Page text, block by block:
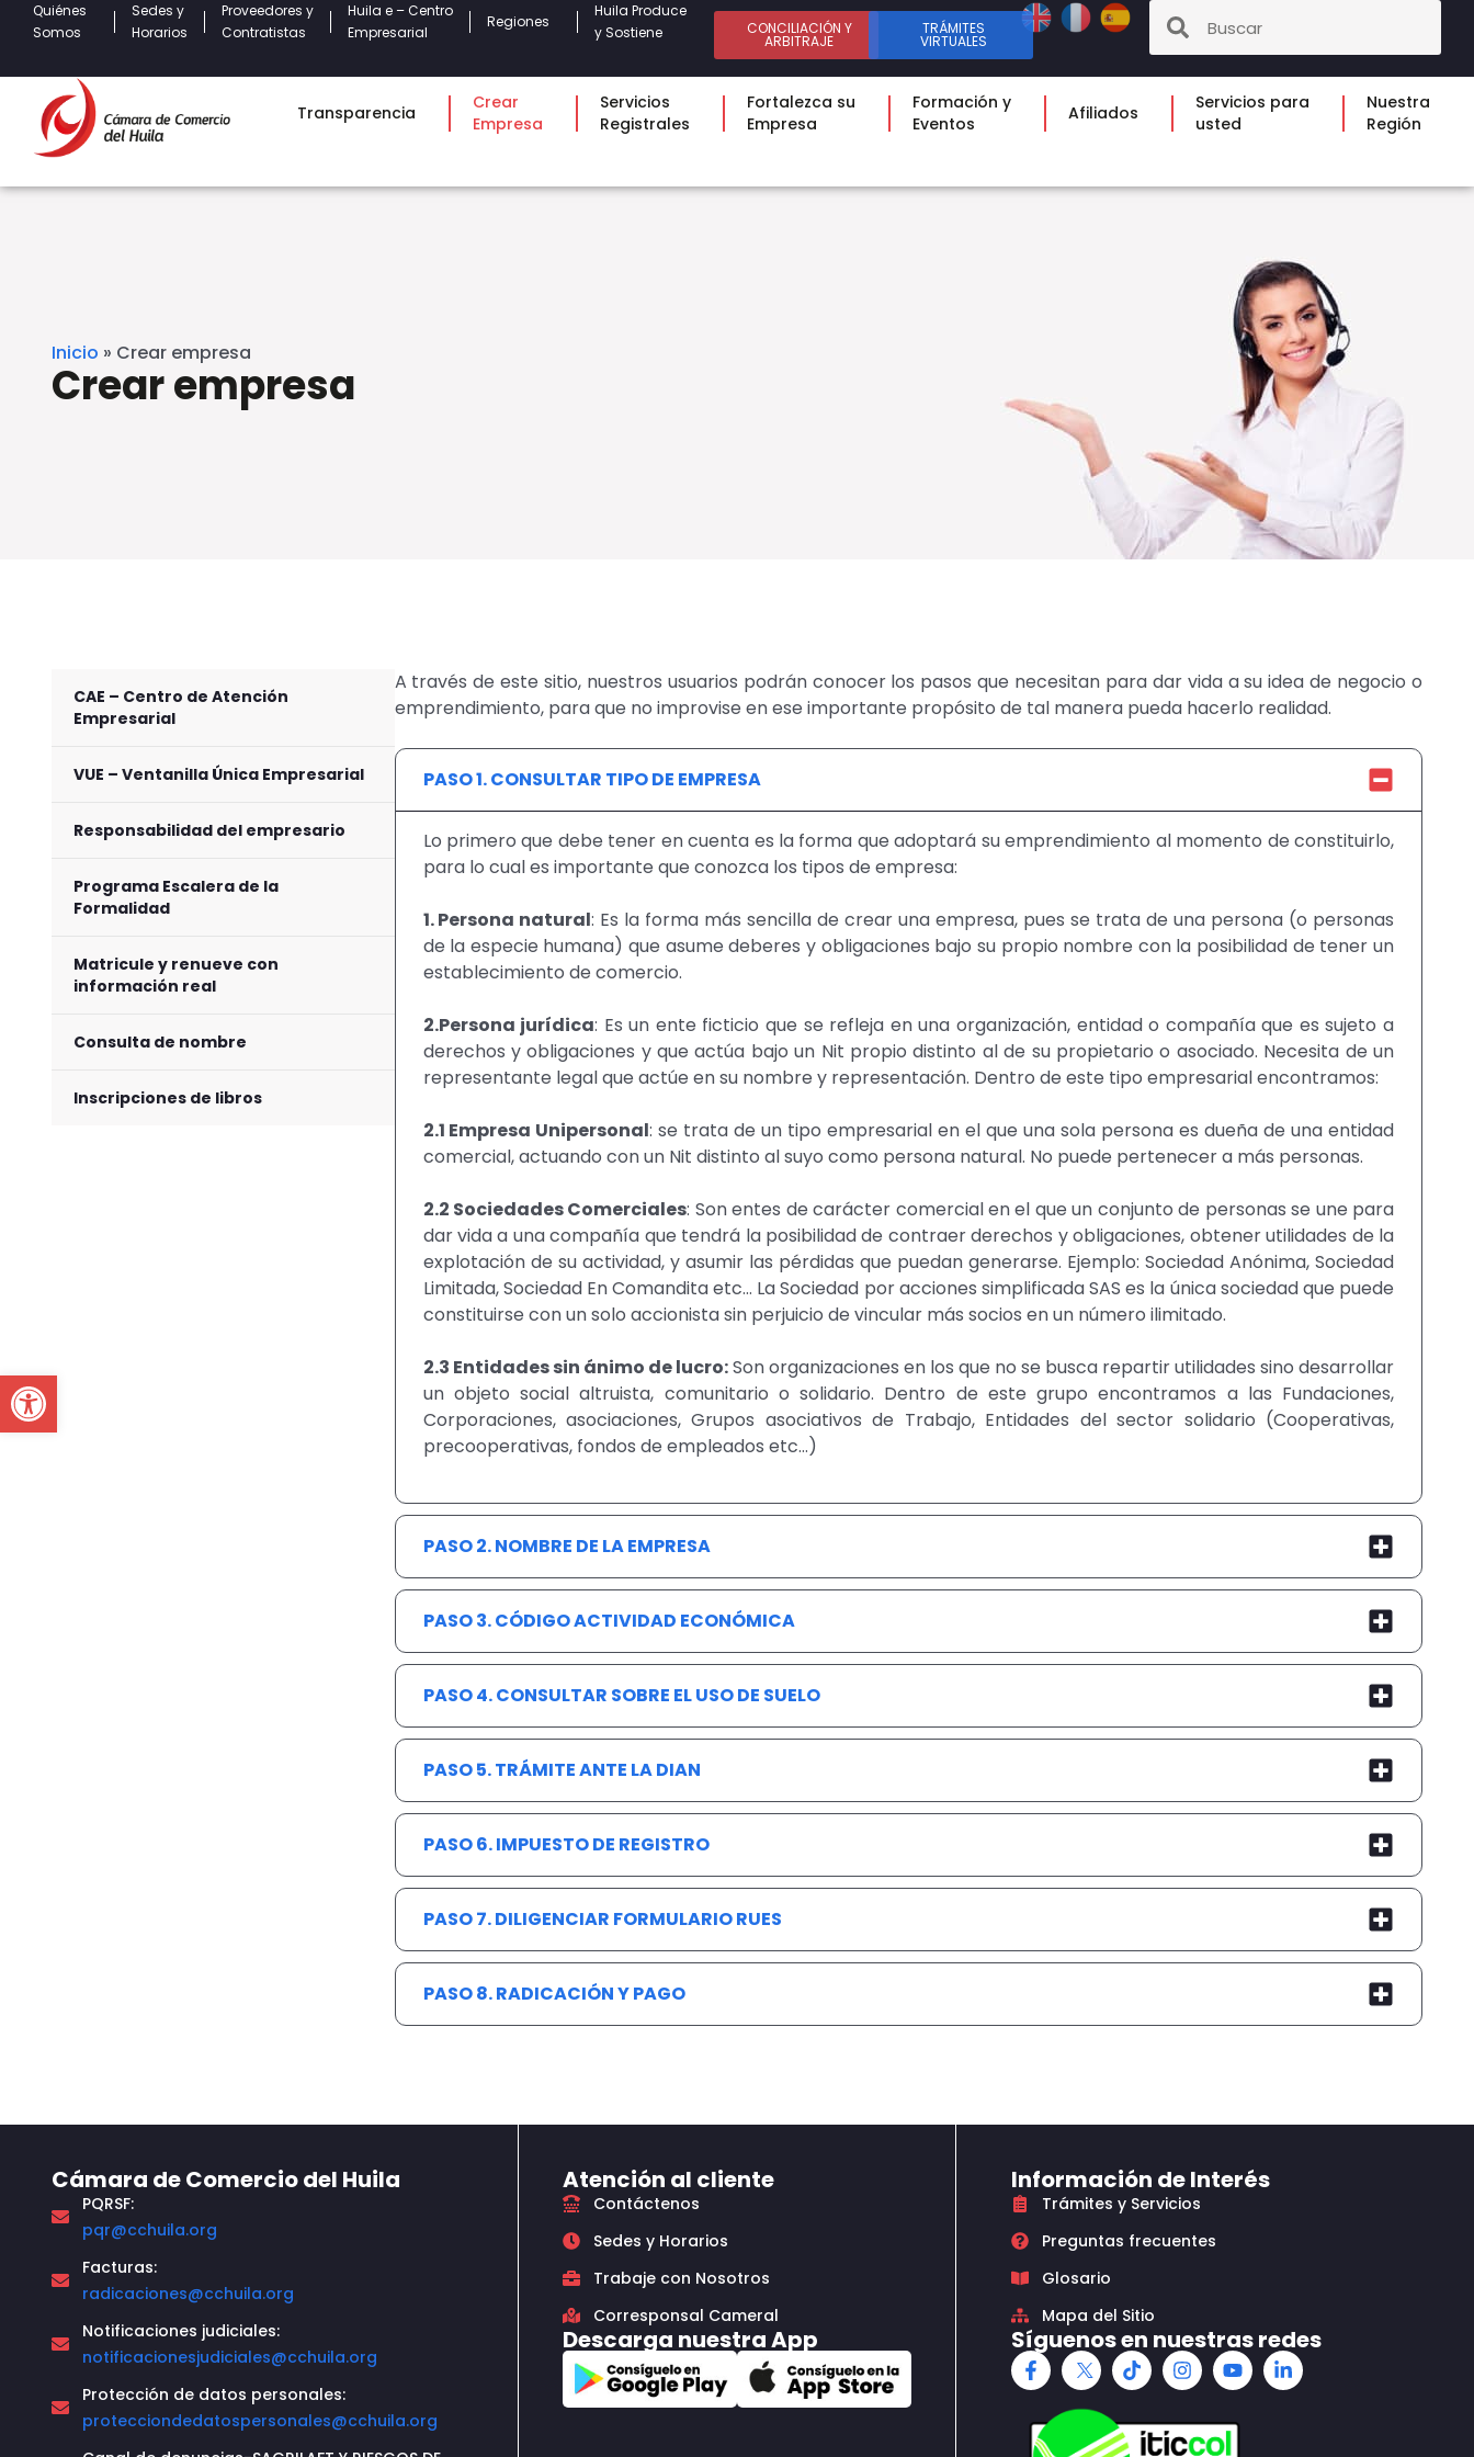
Open toolbar
Quiénes
Somos
Sedes y
Horarios
Proveedores y
Contratistas
Huila e – Centro
Empresarial
Regiones
Huila Produce
y Sostiene
CONCILIACIÓN Y
ARBITRAJE
TRÁMITES
VIRTUALES
Transparencia
Crear
Empresa
Servicios
Registrales
Fortalezca su
Empresa
Formación y
Eventos
Afiliados
Servicios para
usted
Nuestra
Región
Inicio » Crear empresa
Crear empresa
CAE – Centro de Atención
Empresarial
VUE – Ventanilla Única Empresarial
Responsabilidad del empresario
Programa Escalera de la
Formalidad
Matricule y renueve con
información real
Consulta de nombre
Inscripciones de libros
A través de este sitio, nuestros usuarios podrán conocer los pasos que necesitan para dar vida a su idea de negocio o
emprendimiento, para que no improvise en ese importante propósito de tal manera pueda hacerlo realidad.
PASO 1. CONSULTAR TIPO DE EMPRESA
Lo primero que debe tener en cuenta es la forma que adoptará su emprendimiento al momento de constituirlo,
para lo cual es importante que conozca los tipos de empresa:
1. Persona natural: Es la forma más sencilla de crear una empresa, pues se trata de una persona (o personas
de la especie humana) que asume deberes y obligaciones bajo su propio nombre con la posibilidad de tener un
establecimiento de comercio.
2.Persona jurídica: Es un ente ficticio que se refleja en una organización, entidad o compañía que es sujeto a
derechos y obligaciones y que actúa bajo un Nit propio distinto al de su propietario o asociado. Necesita de un
representante legal que actúe en su nombre y representación. Dentro de este tipo empresarial encontramos:
2.1 Empresa Unipersonal: se trata de un tipo empresarial en el que una sola persona es dueña de una entidad
comercial, actuando con un Nit distinto al suyo como persona natural. No puede pertenecer a más personas.
2.2 Sociedades Comerciales: Son entes de carácter comercial en el que un conjunto de personas se une para
dar vida a una compañía que tendrá la posibilidad de contraer derechos y obligaciones, obtener utilidades de la
explotación de su actividad, y asumir las pérdidas que puedan generarse. Ejemplo: Sociedad Anónima, Sociedad
Limitada, Sociedad En Comandita etc… La Sociedad por acciones simplificada SAS es la única sociedad que puede
constituirse con un solo accionista sin perjuicio de vincular más socios en un número ilimitado.
2.3 Entidades sin ánimo de lucro:Son organizaciones en los que no se busca repartir utilidades sino desarrollar
un objeto social altruista, comunitario o solidario. Dentro de este grupo encontramos a las Fundaciones,
Corporaciones, asociaciones, Grupos asociativos de Trabajo, Entidades del sector solidario (Cooperativas,
precooperativas, fondos de empleados etc…)
PASO 2. NOMBRE DE LA EMPRESA
PASO 3. CÓDIGO ACTIVIDAD ECONÓMICA
PASO 4. CONSULTAR SOBRE EL USO DE SUELO
PASO 5. TRÁMITE ANTE LA DIAN
PASO 6. IMPUESTO DE REGISTRO
PASO 7. DILIGENCIAR FORMULARIO RUES
PASO 8. RADICACIÓN Y PAGO
Cámara de Comercio del Huila
PQRSF:
pqr@cchuila.org
Facturas:
radicaciones@cchuila.org
Notificaciones judiciales:
notificacionesjudiciales@cchuila.org
Protección de datos personales:
protecciondedatospersonales@cchuila.org
Atención al cliente
Contáctenos
Sedes y Horarios
Trabaje con Nosotros
Corresponsal Cameral
Descarga nuestra App
Información de Interés
Trámites y Servicios
Preguntas frecuentes
Glosario
Mapa del Sitio
Síguenos en nuestras redes